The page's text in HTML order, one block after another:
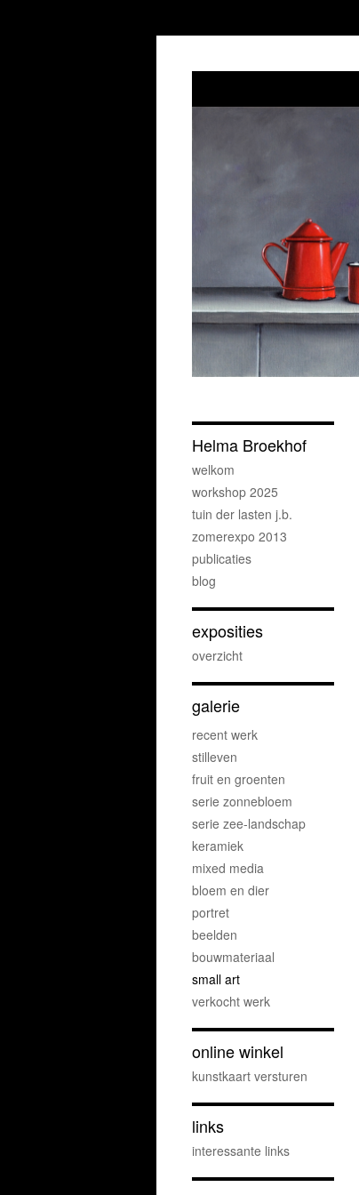
Helma Broekhof
welkom
workshop 2025
tuin der lasten j.b.
zomerexpo 2013
publicaties
blog
exposities
overzicht
galerie
recent werk
stilleven
fruit en groenten
serie zonnebloem
serie zee-landschap
keramiek
mixed media
bloem en dier
portret
beelden
bouwmateriaal
small art
verkocht werk
online winkel
kunstkaart versturen
links
interessante links